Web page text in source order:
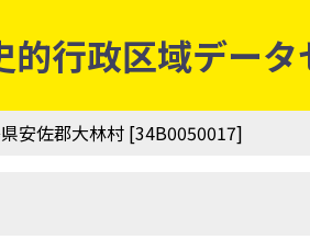
行政区域デー
安佐郡大林村 [34B0050017]